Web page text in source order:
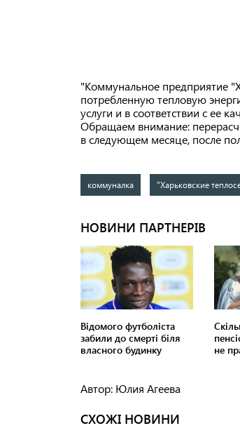
"Коммунальное предприятие
потребленную тепловую
услуги и в соответствии с ее
Обращаем внимание:
в следующем месяце, после
коммуналка "Харьковские
Автор: Юлия Агеева
СХОЖІ НОВИНИ